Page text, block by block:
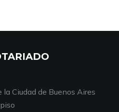
la Ciudad de Buenos Aires